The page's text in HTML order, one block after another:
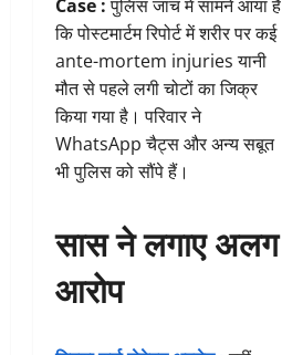
Case :पुलिस जांच में सामने आया है
कि पोस्टमार्टम रिपोर्ट में शरीर पर कई
ante-mortem injuries यानी
मौत से पहले लगी चोटों का जिक्र
किया गया है। परिवार ने
WhatsApp चैट्स और अन्य सबूत
भी पुलिस को सौंपे हैं।
सास ने लगाए अलग
आरोप